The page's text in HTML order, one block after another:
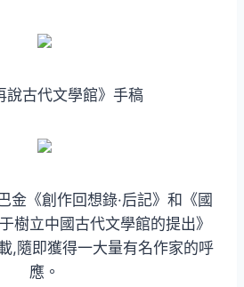
說古代文學館》手稿
金《創作回想錄·后記》和《國
樹立中國古代文學館的提出》
,隨即獲得一大量有名作家的呼
應。